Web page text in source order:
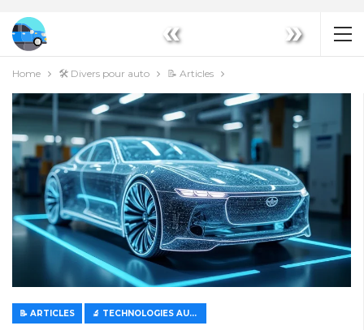
« »
Home 🛠️ Divers pour auto 📝 Articles
📝 ARTICLES 🔬 TECHNOLOGIES AUTOMOBILES MODERNES